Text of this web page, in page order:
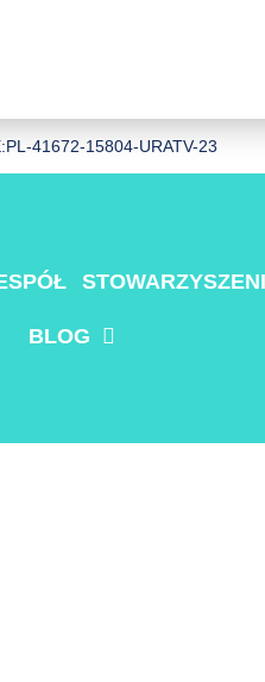
41672-15804-URATV-23
BLOG